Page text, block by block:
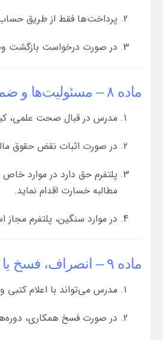
پرداخت‌ها فقط از طریق
در صورت درخواست بازگشت
ماده ۸ – مسئولیت‌ها و ضمانت اجرا
مدرس در قبال صحت علمی،
در صورت اثبات نقض حقوق
پلتفرم حق دارد در موارد
مطالبه خسارت اقدام نماید.
در موارد سنگین، پلتفرم
ماده ۹ – انصراف، فسخ یا تعلیق همکاری
مدرس می‌تواند با اعلام
در صورت فسخ همکاری،